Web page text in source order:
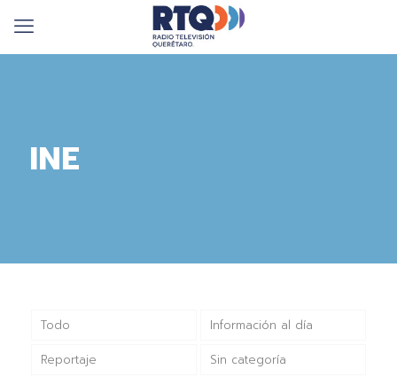
INE
Todo Información al día
Reportaje Sin categoría